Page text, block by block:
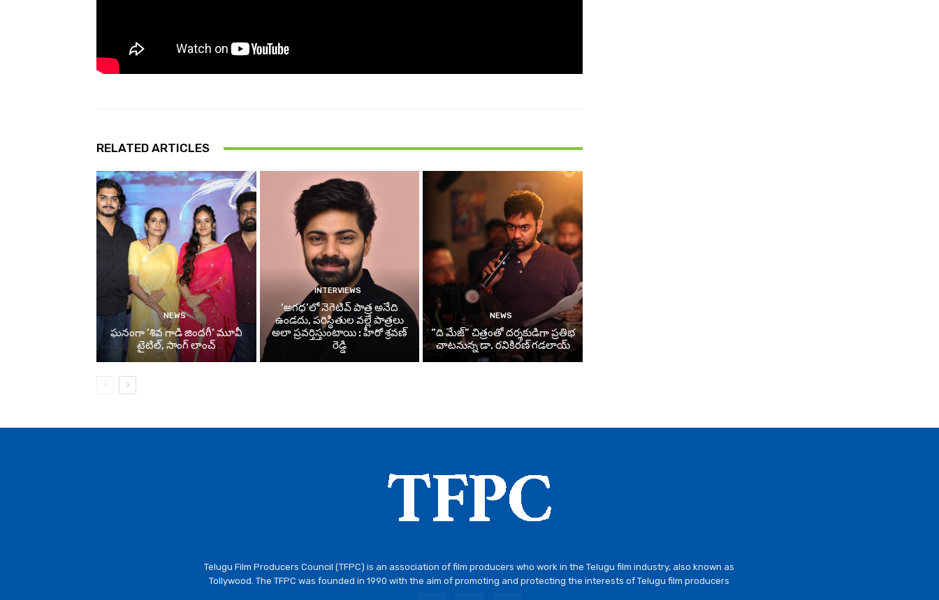
RELATED ARTICLES
NEWS
ఘనంగా ‘శివ గాడి జింద‌గీ’ మూవీ
టైటిల్, సాంగ్ లాంచ్
INTERVIEWS
‘అగధ’లో నెగెటివ్ పాత్ర అనేది
ఉండదు, పరిస్థితుల వల్లే పాత్రలు
అలా ప్రవర్తిస్తుంటాయి : హీరో శ్రవణ్
రెడ్డి
NEWS
“ది మేజ్” చిత్రంతో దర్శకుడిగా ప్రతిభ
చాటనున్న డా. రవికిరణ్ గడలాయ్
Telugu Film Producers Council (TFPC) is an association of film producers who work in the Telugu film industry, also known as
Tollywood. The TFPC was founded in 1990 with the aim of promoting and protecting the interests of Telugu film producers